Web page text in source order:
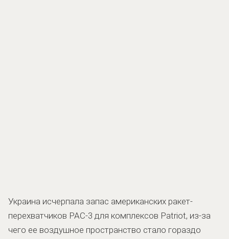
Украина исчерпала запас американских ракет-
перехватчиков PAC-3 для комплексов Patriot, из-за
чего ее воздушное пространство стало гораздо